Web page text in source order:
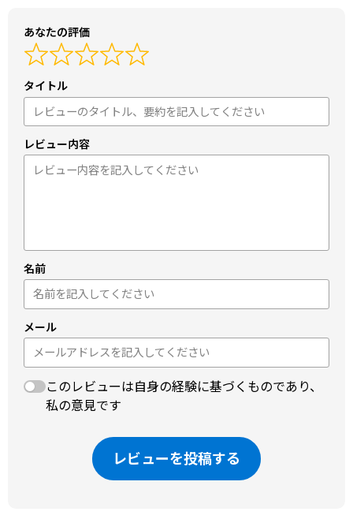
あなたの評価
タイトル
レビュー内容
名前
メール
このレビューは自身の経験に基づくものであり、
私の意見です
レビューを投稿する